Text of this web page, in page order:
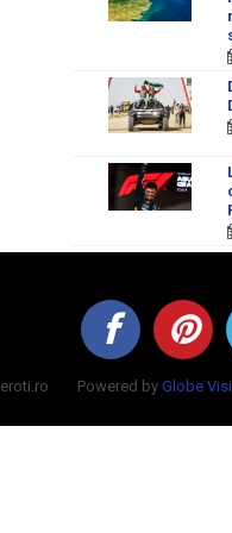
Powered by Globe